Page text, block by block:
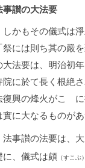
事讃の大法要
しかもその儀式は
祭には則ち其の嚴
大法要は、明治初
院に於て長く根絶
復興の烽火がこゝ
實に大なるものが
法事讃の法要は、
に、儀式は頗 （すこぶ